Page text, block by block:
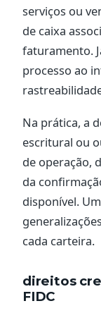
serviços ou
de caixa
faturamento.
processo ao
Na prática, a
escritural ou
de operação,
da
disponível.
cada carteira.
direitos
FIDC